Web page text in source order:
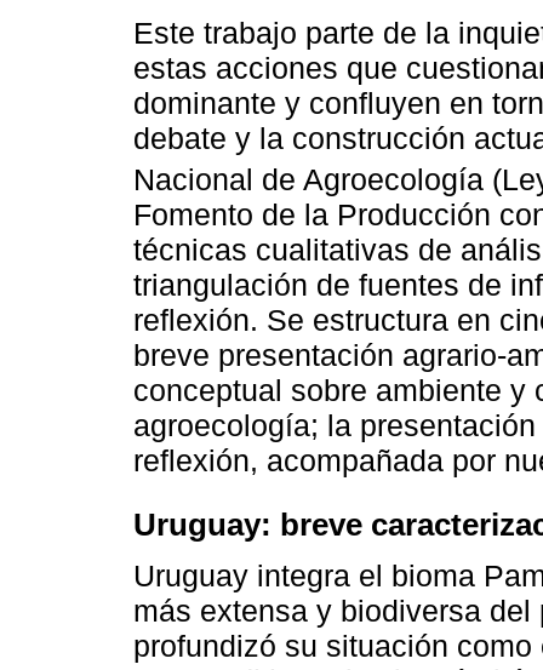
Este trabajo parte de la
estas acciones que
dominante y confluyen en
debate y la construcción
Nacional de Agroecología
Fomento de la Producción
técnicas cualitativas de
triangulación de fuentes de
reflexión. Se estructura en
breve presentación agrario-
conceptual sobre ambiente
agroecología; la
reflexión, acompañada por
Uruguay: breve
Uruguay integra el bioma
más extensa y biodiversa
profundizó su situación